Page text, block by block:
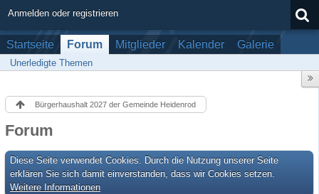
Anmelden oder registrieren
Startseite Forum Mitglieder Kalender Galerie
Unerledigte Themen
Bürgerhaushalt 2027 der Gemeinde Heidenrod
Forum
Diese Seite verwendet Cookies. Durch die Nutzung unserer Seite
erklären Sie sich damit einverstanden, dass wir Cookies setzen.
Weitere Informationen